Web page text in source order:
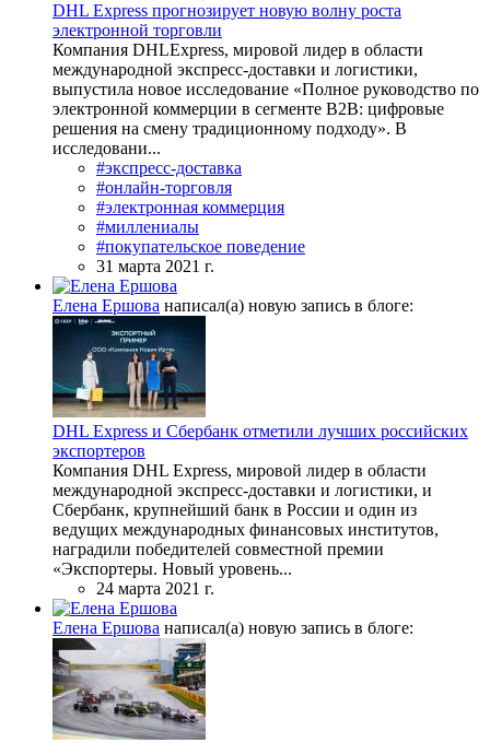
DHL Express прогнозирует новую волну роста
электронной торговли
Компания DHLExpress, мировой лидер в области
международной экспресс-доставки и логистики,
выпустила новое исследование «Полное руководство по
электронной коммерции в сегменте B2B: цифровые
решения на смену традиционному подходу». В
исследовани...
#экспресс-доставка
#онлайн-торговля
#электронная коммерция
#миллениалы
#покупательское поведение
31 марта 2021 г.
Елена Ершова написал(а) новую запись в блоге:
DHL Express и Сбербанк отметили лучших российских
экспортеров
Компания DHL Express, мировой лидер в области
международной экспресс-доставки и логистики, и
Сбербанк, крупнейший банк в России и один из
ведущих международных финансовых институтов,
наградили победителей совместной премии
«Экспортеры. Новый уровень...
24 марта 2021 г.
Елена Ершова написал(а) новую запись в блоге: